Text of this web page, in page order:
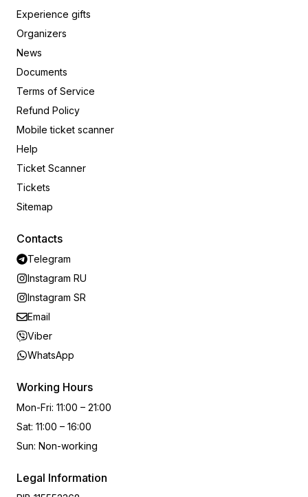
Experience gifts
Organizers
News
Documents
Terms of Service
Refund Policy
Mobile ticket scanner
Help
Ticket Scanner
Tickets
Sitemap
Contacts
Telegram
Instagram RU
Instagram SR
Email
Viber
WhatsApp
Working Hours
Mon-Fri: 11:00 – 21:00
Sat: 11:00 – 16:00
Sun: Non-working
Legal Information